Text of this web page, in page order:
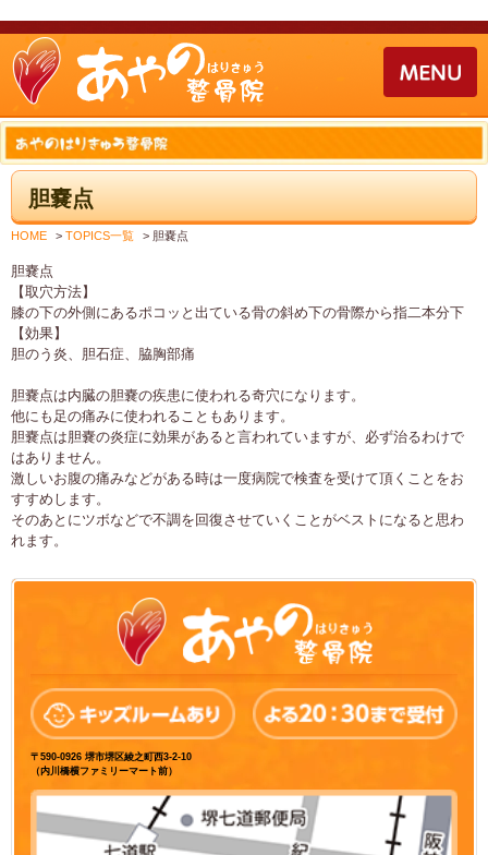
胆嚢点
HOME > TOPICS一覧 > 胆嚢点
胆嚢点
【取穴方法】
膝の下の外側にあるポコッと出ている骨の斜め下の骨際から指二本分下
【効果】
胆のう炎、胆石症、脇胸部痛
胆嚢点は内臓の胆嚢の疾患に使われる奇穴になります。
他にも足の痛みに使われることもあります。
胆嚢点は胆嚢の炎症に効果があると言われていますが、必ず治るわけで
はありません。
激しいお腹の痛みなどがある時は一度病院で検査を受けて頂くことをお
すすめします。
そのあとにツボなどで不調を回復させていくことがベストになると思わ
れます。
〒590-0926 堺市堺区綾之町西3-2-10
（内川橋横ファミリーマート前）